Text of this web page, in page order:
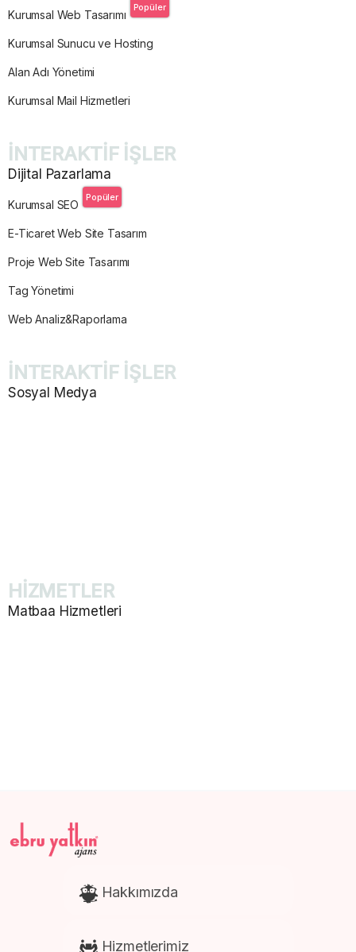
Kurumsal Web Tasarımı
Popüler
Kurumsal Sunucu ve Hosting
Alan Adı Yönetimi
Kurumsal Mail Hizmetleri
İNTERAKTİF İŞLER
Dijital Pazarlama
Kurumsal SEO
Popüler
E-Ticaret Web Site Tasarım
Proje Web Site Tasarımı
Tag Yönetimi
Web Analiz&Raporlama
İNTERAKTİF İŞLER
Sosyal Medya
HİZMETLER
Matbaa Hizmetleri
Hakkımızda
Hizmetlerimiz